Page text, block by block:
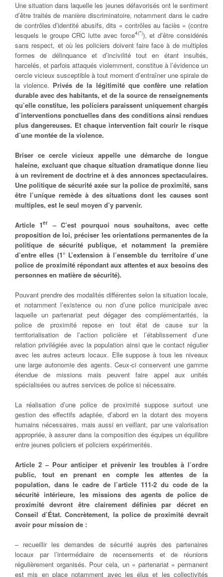
Une situation dans laquelle les jeunes défavorisés ont le sentiment
d’être traités de manière discriminatoire, notamment dans le cadre
de contrôles d’identité abusifs, dits « contrôles au faciès » (contre
lesquels le groupe CRC lutte avec force4(*)), et d’être considérés
sans respect, et où les policiers doivent faire face à de multiples
formes de délinquance et d’incivilité tout en étant insultés,
harcelés, et parfois attaqués violemment, constitue à l’évidence un
cercle vicieux susceptible à tout moment d’entraîner une spirale de
la violence. Privés de la légitimité que confère une relation
durable avec des habitants, et de la source de renseignements
qu’elle constitue, les policiers paraissent uniquement chargés
d’interventions ponctuelles dans des conditions ainsi rendues
plus dangereuses. Et chaque intervention fait courir le risque
d’une montée de la violence.
Briser ce cercle vicieux appelle une démarche de longue
haleine, excluant que chaque situation dramatique donne lieu
à un revirement de doctrine et à des annonces spectaculaires.
Une politique de sécurité axée sur la police de proximité, sans
être l’unique remède à des situations dont les causes sont
multiples, est le seul moyen d’y parvenir.
Article 1er
– C’est pourquoi nous souhaitons, avec cette
proposition de loi, préciser les orientations permanentes de la
politique de sécurité publique, et notamment la première
d’entre elles (1° L’extension à l’ensemble du territoire d’une
police de proximité répondant aux attentes et aux besoins des
personnes en matière de sécurité).
Pouvant prendre des modalités différentes selon la situation locale,
et notamment l’existence ou non d’une police municipale avec
laquelle un partenariat peut dégager des complémentarités, la
police de proximité repose en tout état de cause sur la
territorialisation de l’action policière et l’établissement d’une
relation privilégiée avec la population ainsi que le contact régulier
avec les autres acteurs locaux. Elle suppose à tous les niveaux
une large autonomie des agents. Ceux-ci conservent une gamme
étendue de missions mais peuvent faire appel aux unités
spécialisées ou autres services de police si nécessaire.
La réalisation d’une police de proximité suppose surtout une
gestion des effectifs adaptée, d’abord en la dotant des moyens
humains nécessaires, mais aussi en veillant, par une valorisation
appropriée, à assurer dans la composition des équipes un équilibre
entre jeunes policiers et policiers expérimentés.
Article 2 – Pour anticiper et prévenir les troubles à l’ordre
public, tout en prenant en compte les attentes de la
population, dans le cadre de l’article 111-2 du code de la
sécurité intérieure, les missions des agents de police de
proximité devront être clairement définies par décret en
Conseil d’État. Concrètement, la police de proximité devrait
avoir pour mission de :
– recueillir les demandes de sécurité auprès des partenaires
locaux par l’intermédiaire de recensements et de réunions
régulièrement organisés. Pour cela, un « partenariat » permanent
est mis en place notamment avec les élus et les collectivités